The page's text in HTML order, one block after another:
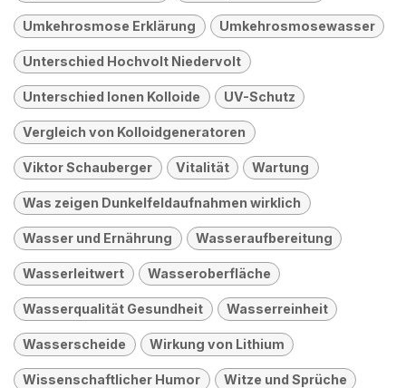
Umkehrosmose Erklärung Umkehrosmosewasser
Unterschied Hochvolt Niedervolt
Unterschied Ionen Kolloide UV-Schutz
Vergleich von Kolloidgeneratoren
Viktor Schauberger Vitalität Wartung
Was zeigen Dunkelfeldaufnahmen wirklich
Wasser und Ernährung Wasseraufbereitung
Wasserleitwert Wasseroberfläche
Wasserqualität Gesundheit Wasserreinheit
Wasserscheide Wirkung von Lithium
Wissenschaftlicher Humor Witze und Sprüche